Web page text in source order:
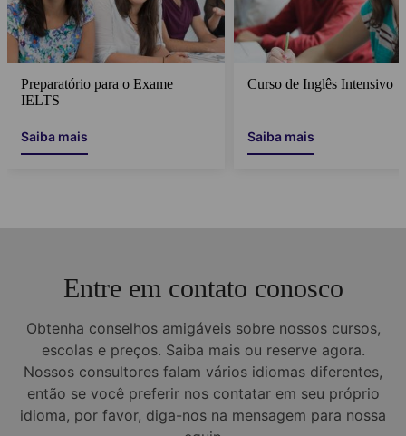
Preparatório para o Exame
IELTS
Saiba mais
Curso de Inglês Intensivo
Saiba mais
Entre em contato conosco
Obtenha conselhos amigáveis sobre nossos cursos,
escolas e preços. Saiba mais ou reserve agora.
Nossos consultores falam vários idiomas diferentes,
então se você preferir nos contatar em seu próprio
idioma, por favor, diga-nos na mensagem para nossa